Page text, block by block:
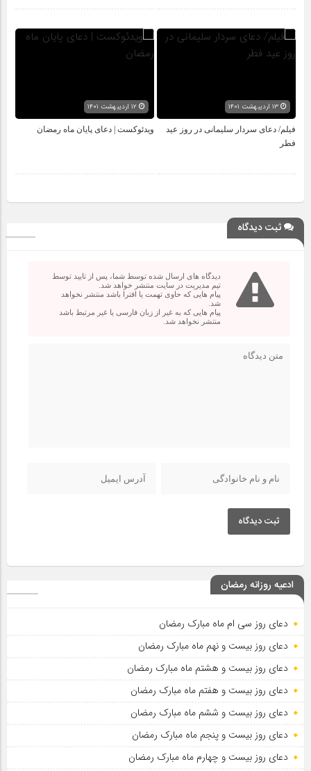
۱۳ اردیبهشت ۱۴۰۱
فیلم/ دعای سردار سلیمانی در روز عید
فطر
ویدئوکست | دعای پایان ماه رمضان
ثبت دیدگاه
دیدگاه های ارسال شده توسط شما، پس از تایید توسط
تیم مدیریت در سایت منتشر خواهد شد.
پیام هایی که حاوی تهمت یا افترا باشد منتشر نخواهد
شد.
پیام هایی که به غیر از زبان فارسی یا غیر مرتبط باشد
منتشر نخواهد شد.
ثبت دیدگاه
ادعیه روزانه رمضان
دعای روز سی ام ماه مبارک رمضان
دعای روز بیست و نهم ماه مبارک رمضان
دعای روز بیست و هشتم ماه مبارک رمضان
دعای روز بیست و هفتم ماه مبارک رمضان
دعای روز بیست و ششم ماه مبارک رمضان
دعای روز بیست و پنجم ماه مبارک رمضان
دعای روز بیست و چهارم ماه مبارک رمضان